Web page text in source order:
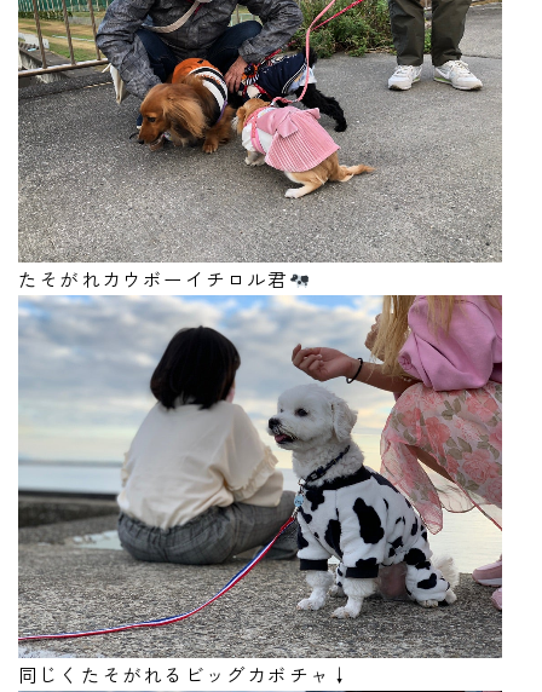
Follow Me
たそがれカウボーイチロル君
同じくたそがれるビッグカボチャ↓
犬の幼稚園・パピーレッスン等
ご予約・お問い合わせはこちら